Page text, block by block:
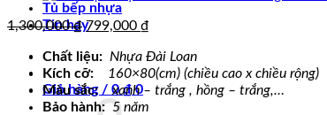
Tủ bếp nhựa
Tin hay
Giỏ hàng / 0₫ 0
1,300,000₫Giá
là:
1,300,000 ₫.
799,000 ₫
tại
là:
799,000 ₫.
Chất liệu: Nhựa Đài Loan
Kích cỡ:
160×80(cm) (chiều cao x chiều rộng)
Màu sắc:
xanh – trắng , hồng – trắng,…
Bảo hành: 5 năm